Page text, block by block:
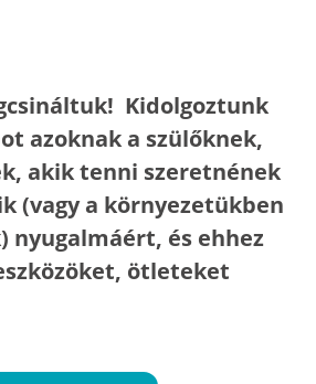
Kidolgoztunk
azoknak a szülőknek,
akik tenni szeretnének
(vagy a környezetükben
nyugalmáért, és ehhez
ötleteket